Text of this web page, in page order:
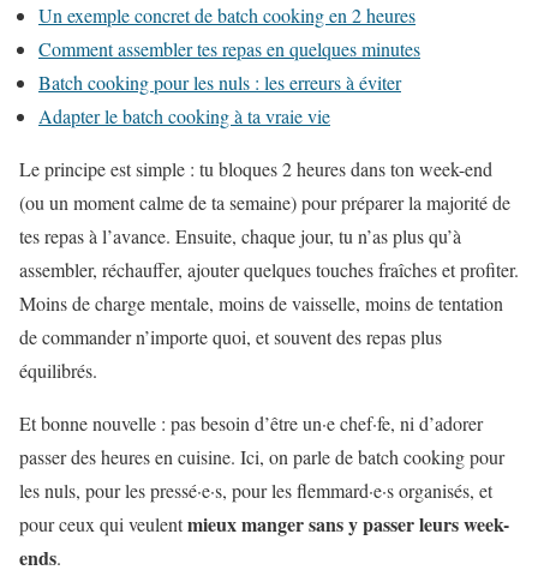
Un exemple concret de batch cooking en 2 heures
Comment assembler tes repas en quelques minutes
Batch cooking pour les nuls : les erreurs à éviter
Adapter le batch cooking à ta vraie vie
Le principe est simple : tu bloques 2 heures dans ton week-end
(ou un moment calme de ta semaine) pour préparer la majorité de
tes repas à l’avance. Ensuite, chaque jour, tu n’as plus qu’à
assembler, réchauffer, ajouter quelques touches fraîches et profiter.
Moins de charge mentale, moins de vaisselle, moins de tentation
de commander n’importe quoi, et souvent des repas plus
équilibrés.
Et bonne nouvelle : pas besoin d’être un·e chef·fe, ni d’adorer
passer des heures en cuisine. Ici, on parle de batch cooking pour
les nuls, pour les pressé·e·s, pour les flemmard·e·s organisés, et
pour ceux qui veulentmieux manger sans y passer leurs week-
ends.